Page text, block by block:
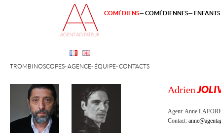
TROMBINOSCOPES AGENCE ÉQUIPE CONTACTS
COMÉDIENS COMÉDIENNES
Adrien
Agent:Anne
Contact: